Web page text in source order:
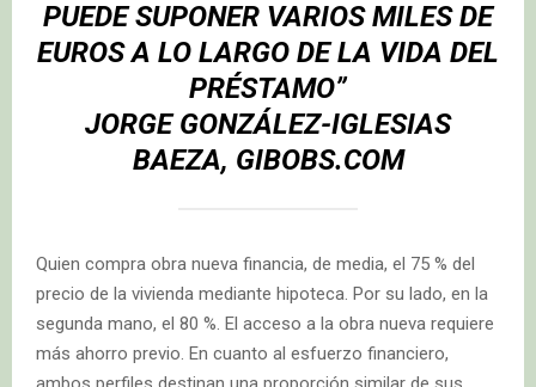
PUEDE SUPONER VARIOS MILES DE
EUROS A LO LARGO DE LA VIDA DEL
PRÉSTAMO”
JORGE GONZÁLEZ-IGLESIAS
BAEZA, GIBOBS.COM
Quien compra obra nueva financia, de media, el 75 % del
precio de la vivienda mediante hipoteca. Por su lado, en la
segunda mano, el 80 %. El acceso a la obra nueva requiere
más ahorro previo. En cuanto al esfuerzo financiero,